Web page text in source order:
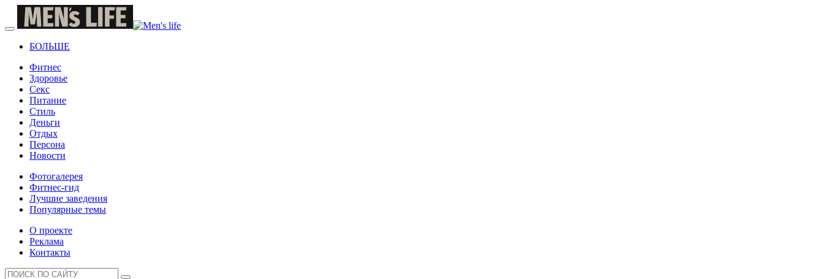
БОЛЬШЕ
Фитнес
Здоровье
Секс
Питание
Стиль
Деньги
Отдых
Персона
Новости
Фотогалерея
Фитнес-гид
Лучшие заведения
Популярные темы
О проекте
Реклама
Контакты